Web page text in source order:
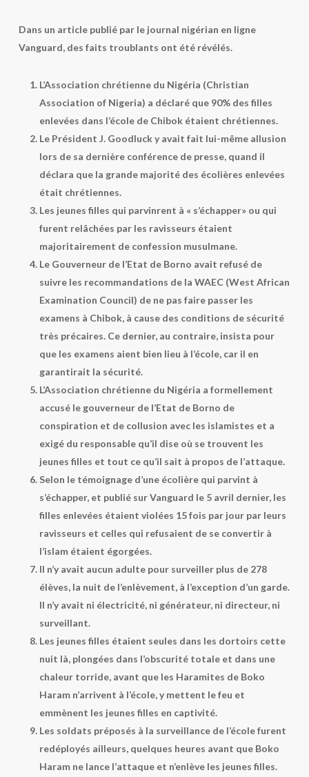
Dans un article publié par le journal nigérian en ligne
Vanguard, des faits troublants ont été révélés.
L’Association chrétienne du Nigéria (Christian
Association of Nigeria) a déclaré que 90% des filles
enlevées dans l’école de Chibok étaient chrétiennes.
Le Président J. Goodluck y avait fait lui-même allusion
lors de sa dernière conférence de presse, quand il
déclara que la grande majorité des écolières enlevées
était chrétiennes.
Les jeunes filles qui parvinrent à « s’échapper» ou qui
furent relâchées par les ravisseurs étaient
majoritairement de confession musulmane.
Le Gouverneur de l’Etat de Borno avait refusé de
suivre les recommandations de la WAEC (West African
Examination Council) de ne pas faire passer les
examens à Chibok, à cause des conditions de sécurité
très précaires. Ce dernier, au contraire, insista pour
que les examens aient bien lieu à l’école, car il en
garantirait la sécurité.
L’Association chrétienne du Nigéria a formellement
accusé le gouverneur de l’Etat de Borno de
conspiration et de collusion avec les islamistes et a
exigé du responsable qu’il dise où se trouvent les
jeunes filles et tout ce qu’il sait à propos de l’attaque.
Selon le témoignage d’une écolière qui parvint à
s’échapper, et publié sur Vanguard le 5 avril dernier, les
filles enlevées étaient violées 15 fois par jour par leurs
ravisseurs et celles qui refusaient de se convertir à
l’islam étaient égorgées.
Il n’y avait aucun adulte pour surveiller plus de 278
élèves, la nuit de l’enlèvement, à l’exception d’un garde.
Il n’y avait ni électricité, ni générateur, ni directeur, ni
surveillant.
Les jeunes filles étaient seules dans les dortoirs cette
nuit là, plongées dans l’obscurité totale et dans une
chaleur torride, avant que les Haramites de Boko
Haram n’arrivent à l’école, y mettent le feu et
emmènent les jeunes filles en captivité.
Les soldats préposés à la surveillance de l’école furent
redéployés ailleurs, quelques heures avant que Boko
Haram ne lance l’attaque et n’enlève les jeunes filles.